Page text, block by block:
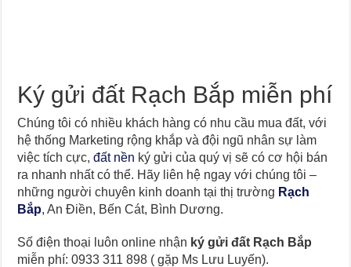
Ký gửi đất Rạch Bắp miễn phí
Chúng tôi có nhiều khách hàng có nhu cầu mua đất, với
hệ thống Marketing rộng khắp và đội ngũ nhân sự làm
việc tích cực,đất nền ký gửi của quý vị sẽ có cơ hội bán
ra nhanh nhất có thể. Hãy liên hệ ngay với chúng tôi –
những người chuyên kinh doanh tại thị trường Rạch
Bắp, An Điền, Bến Cát, Bình Dương.
Số điện thoại luôn online nhận ký gửi đất Rạch Bắp
miễn phí: 0933 311 898 ( gặp Ms Lưu Luyến).